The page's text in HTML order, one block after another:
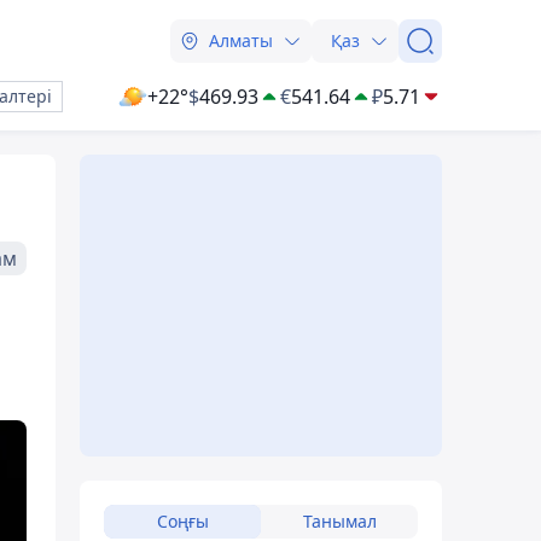
Алматы Қаз
+22°$469.93 €541.64 ₽5.71
Соңғы Танымал